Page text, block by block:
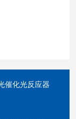
催化光反应器